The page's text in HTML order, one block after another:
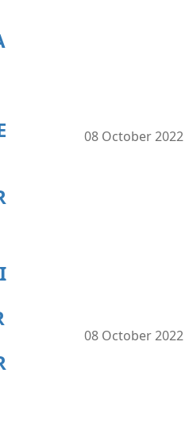
08 October 2022
08 October 2022